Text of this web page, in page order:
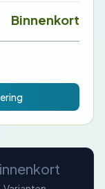
Binnenkort